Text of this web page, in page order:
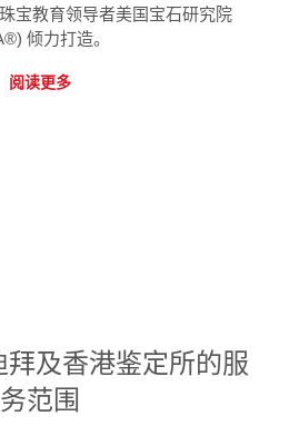
宝教育领导者美国宝石研究院
倾力打造。
阅读更多
拜及香港鉴定所的服
务范围